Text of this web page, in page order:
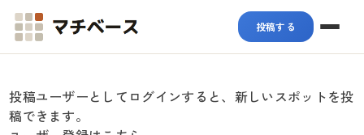
マチベース 投稿する
投稿ユーザーとしてログインすると、新しいスポットを投
稿できます。